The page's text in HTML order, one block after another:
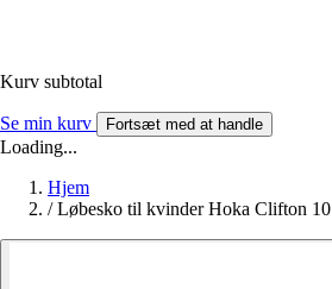
Kurv subtotal
Se min kurv Fortsæt med at handle
Loading...
Hjem
/ Løbesko til kvinder Hoka Clifton 10